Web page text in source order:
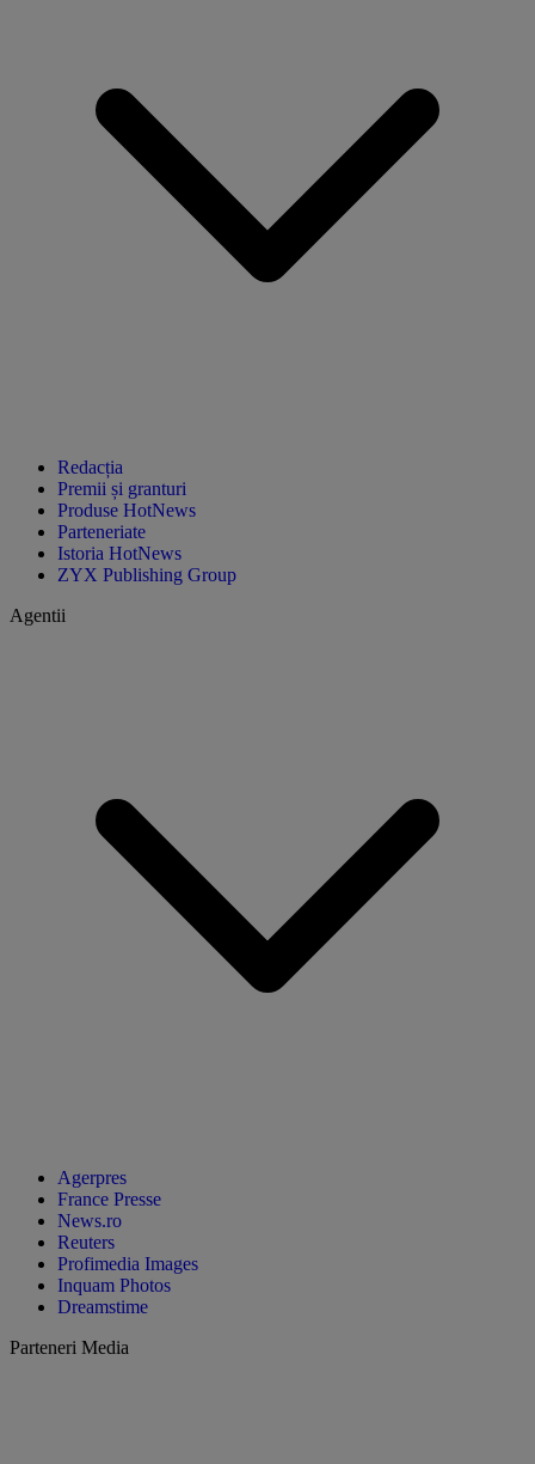
Redacția
Premii și granturi
Produse HotNews
Parteneriate
Istoria HotNews
ZYX Publishing Group
Agentii
Agerpres
France Presse
News.ro
Reuters
Profimedia Images
Inquam Photos
Dreamstime
Parteneri Media